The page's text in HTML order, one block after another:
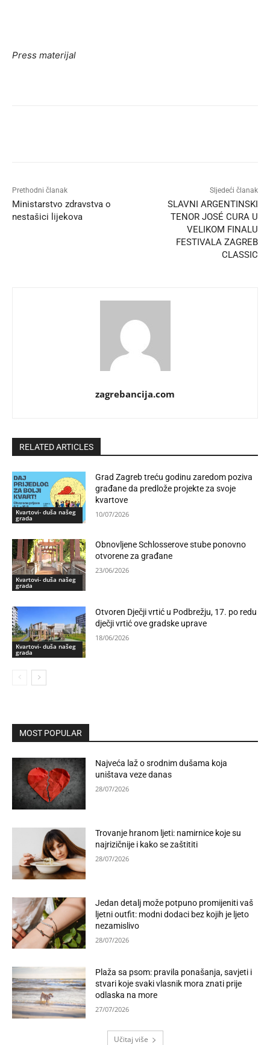
Press materijal
Prethodni članak
Ministarstvo zdravstva o
nestašici lijekova
Sljedeći članak
SLAVNI ARGENTINSKI
TENOR JOSÉ CURA U
VELIKOM FINALU
FESTIVALA ZAGREB
CLASSIC
zagrebancija.com
RELATED ARTICLES
Kvartovi- duša našeg
grada
Grad Zagreb treću godinu zaredom poziva
građane da predlože projekte za svoje
kvartove
10/07/2026
Kvartovi- duša našeg
grada
Obnovljene Schlosserove stube ponovno
otvorene za građane
23/06/2026
Kvartovi- duša našeg
grada
Otvoren Dječji vrtić u Podbrežju, 17. po redu
dječji vrtić ove gradske uprave
18/06/2026
MOST POPULAR
Najveća laž o srodnim dušama koja
uništava veze danas
28/07/2026
Trovanje hranom ljeti: namirnice koje su
najrizičnije i kako se zaštititi
28/07/2026
Jedan detalj može potpuno promijeniti vaš
ljetni outfit: modni dodaci bez kojih je ljeto
nezamislivo
28/07/2026
Plaža sa psom: pravila ponašanja, savjeti i
stvari koje svaki vlasnik mora znati prije
odlaska na more
27/07/2026
Učitaj više